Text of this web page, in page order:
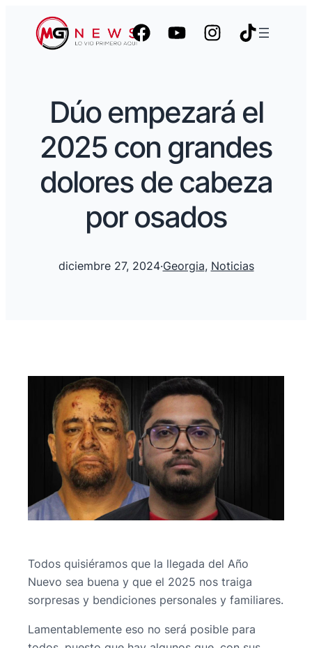
Dúo empezará el
2025 con grandes
dolores de cabeza
por osados
diciembre 27, 2024·Georgia, Noticias
Todos quisiéramos que la llegada del Año
Nuevo sea buena y que el 2025 nos traiga
sorpresas y bendiciones personales y familiares.
Lamentablemente eso no será posible para